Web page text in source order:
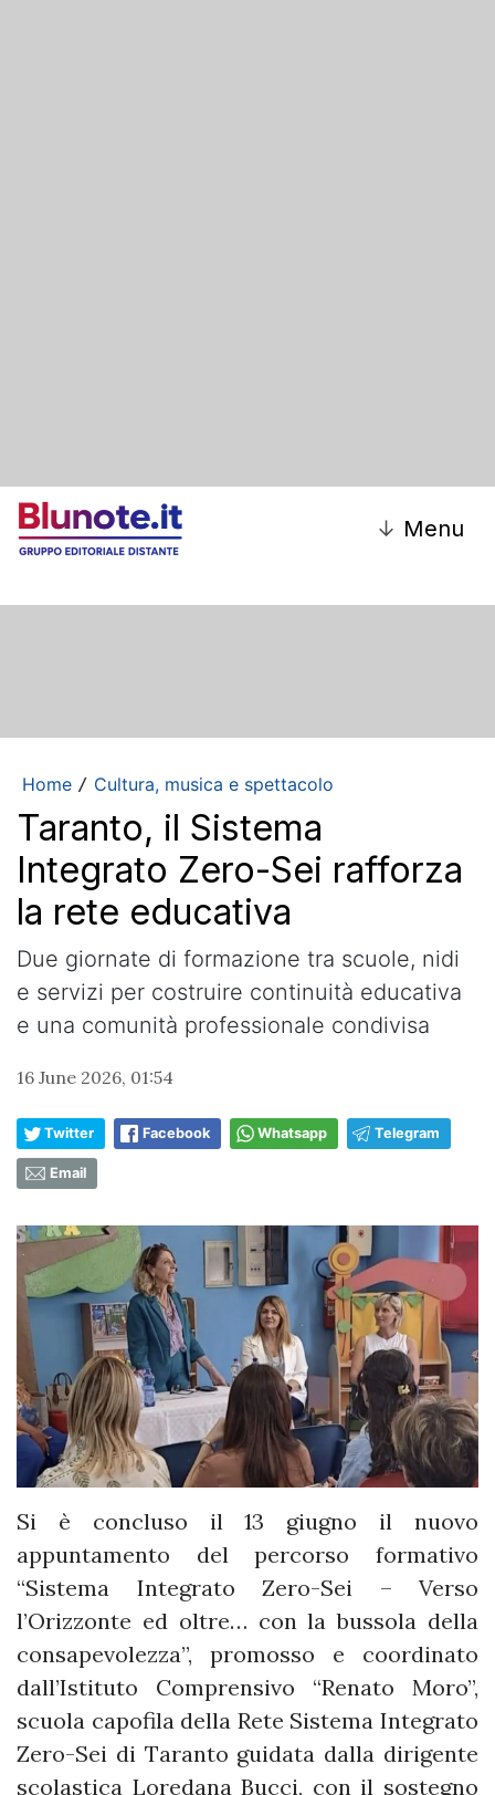
↓ Menu
Home / Cultura, musica e spettacolo
Taranto, il Sistema
Integrato Zero-Sei rafforza
la rete educativa
Due giornate di formazione tra scuole, nidi
e servizi per costruire continuità educativa
e una comunità professionale condivisa
16 June 2026, 01:54
Twitter Facebook Whatsapp Telegram
Email
Si è concluso il 13 giugno il nuovo
appuntamento del percorso formativo
“Sistema Integrato Zero-Sei – Verso
l’Orizzonte ed oltre… con la bussola della
consapevolezza”, promosso e coordinato
dall’Istituto Comprensivo “Renato Moro”,
scuola capofila della Rete Sistema Integrato
Zero-Sei di Taranto guidata dalla dirigente
scolastica Loredana Bucci, con il sostegno